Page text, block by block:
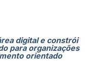
digital e constrói
para organizações
orientado